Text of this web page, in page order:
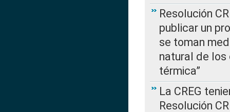
Resolución
publicar un
se toman
natural de los
térmica”
La CREG
Resolución